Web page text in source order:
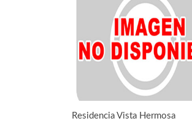
Residencia Vista Hermosa